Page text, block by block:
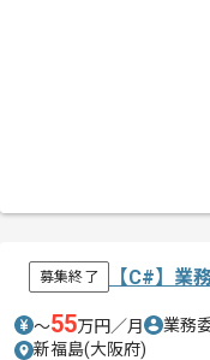
募集終了 【C#】業
〜55万円／月 業務
新福島(大阪府)